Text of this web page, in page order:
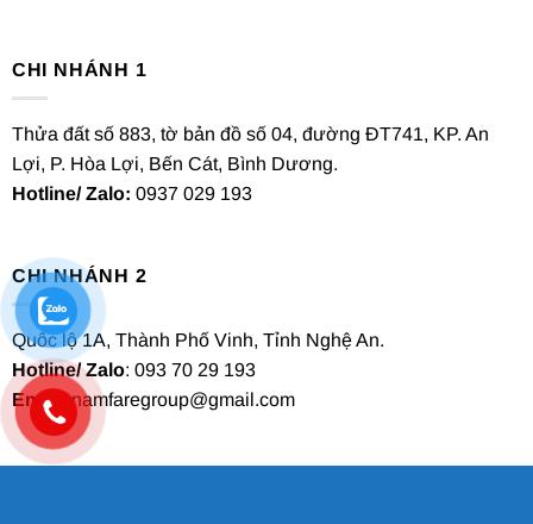
CHI NHÁNH 1
Thửa đất số 883, tờ bản đồ số 04, đường ĐT741, KP. An
Lợi, P. Hòa Lợi, Bến Cát, Bình Dương.
Hotline/ Zalo: 0937 029 193
CHI NHÁNH 2
Quốc lộ 1A, Thành Phố Vinh, Tỉnh Nghệ An.
Hotline/ Zalo: 093 70 29 193
Email
: namfaregroup@gmail.com